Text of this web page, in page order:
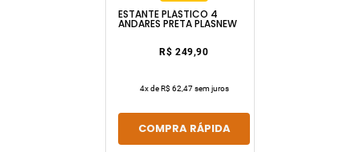
ESTANTE PLÁSTICO 4
ANDARES PRETA PLASNEW
R$ 249,90
4x deR$ 62,47sem juros
COMPRA RÁPIDA